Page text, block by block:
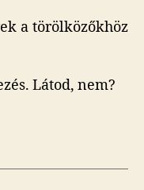
a törölközőkhöz
Látod, nem?